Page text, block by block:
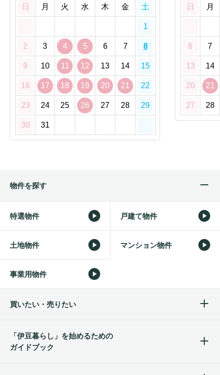
日 月 火 水 木 金 土
1
2 3 4 5 6 7 8
9 10 11 12 13 14 15
16 17 18 19 20 21 22
23 24 25 26 27 28 29
30 31
日 月
6 7
13 14
20 21
27 28
物件を探す
特選物件 戸建て物件
土地物件 マンション物件
事業用物件
買いたい・売りたい
「伊豆暮らし」を始めるための
ガイドブック